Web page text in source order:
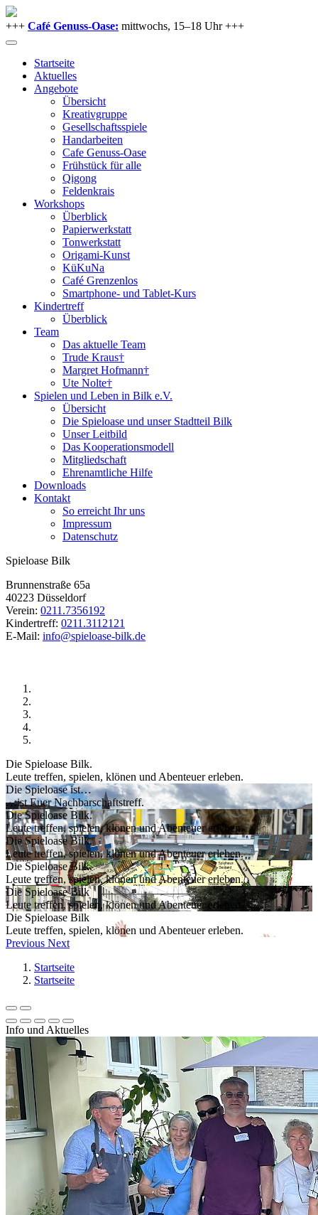
+++ Café Genuss-Oase: mittwochs, 15–18 Uhr +++
Startseite
Aktuelles
Angebote
Übersicht
Kreativgruppe
Gesellschaftsspiele
Handarbeiten
Cafe Genuss-Oase
Frühstück für alle
Qigong
Feldenkrais
Workshops
Überblick
Papierwerkstatt
Tonwerkstatt
Origami-Kunst
KüKuNa
Café Grenzenlos
Smartphone- und Tablet-Kurs
Kindertreff
Überblick
Team
Das aktuelle Team
Trude Kraus†
Margret Hofmann†
Ute Nolte†
Spielen und Leben in Bilk e.V.
Übersicht
Die Spieloase und unser Stadtteil Bilk
Unser Leitbild
Das Kooperationsmodell
Mitgliedschaft
Ehrenamtliche Hilfe
Downloads
Kontakt
So erreicht Ihr uns
Impressum
Datenschutz
Spieloase Bilk
Brunnenstraße 65a
40223 Düsseldorf
Verein: 0211.7356192
Kindertreff: 0211.3112121
E-Mail: info@spieloase-bilk.de
Die Spieloase Bilk.
Leute treffen, spielen, klönen und Abenteuer erleben.
Die Spieloase ist…
…ist Euer Nachbarschaftstreff.
Die Spieloase Bilk.
Leute treffen, spielen, klönen und Abenteuer erleben.
Die Spieloase Bilk.
Leute treffen, spielen, klönen und Abenteuer erleben.
Die Spieloase Bilk.
Leute treffen, spielen, klönen und Abenteuer erleben.
Die Spieloase Bilk
Leute treffen, spielen, klönen und Abenteuer erleben.
Die Spieloase Bilk
Leute treffen, spielen, klönen und Abenteuer erleben.
Previous Next
Startseite
Startseite
Info und Aktuelles